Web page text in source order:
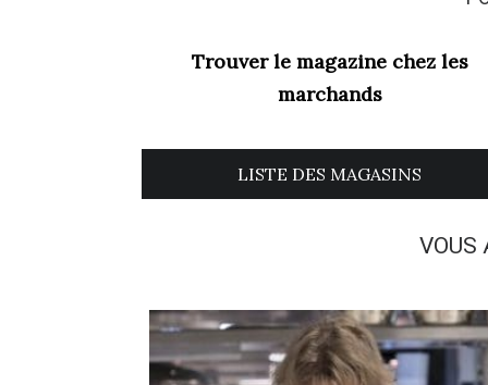
Trouver le magazine chez les
marchands
LISTE DES MAGASINS
VOUS